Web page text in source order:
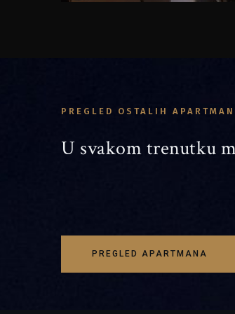
PREGLED OSTALIH
U svakom trenutku
PREGLED APARTMANA